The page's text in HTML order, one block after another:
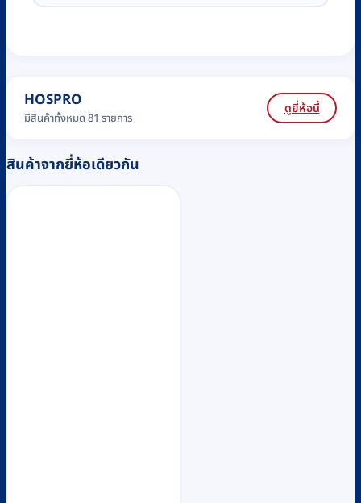
HOSPRO
มีสินค้าทั้งหมด 81 รายการ
ดูยี่ห้อนี้
สินค้าจากยี่ห้อเดียวกัน